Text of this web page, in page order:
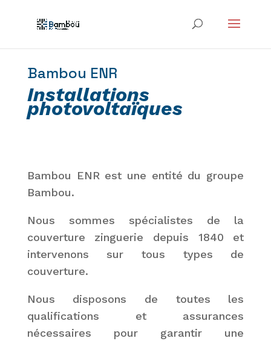
Bambou ENR
Installations
photovoltaïques
Bambou ENR est une entité du groupe
Bambou.
Nous sommes spécialistes de la
couverture zinguerie depuis 1840 et
intervenons sur tous types de
couverture.
Nous disposons de toutes les
qualifications et assurances
nécessaires pour garantir une